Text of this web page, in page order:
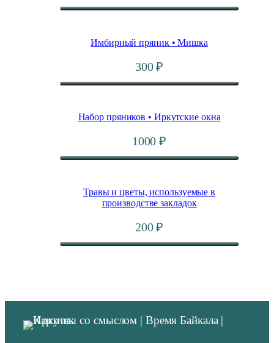
Имбирный пряник • Мишка
300₽
Набор пряников • Иркутские окна
1000₽
Травы и цветы, используемые в
производстве закладок
200₽